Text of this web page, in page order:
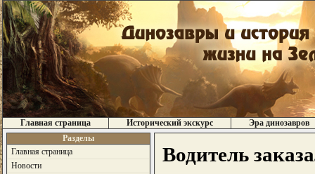
Главная страница Исторический экскурс
Эра динозавров
Разделы
Главная страница
Новости
Водитель